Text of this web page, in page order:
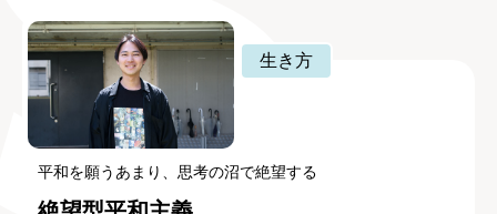
生き方
平和を願うあまり、思考の沼で絶望する